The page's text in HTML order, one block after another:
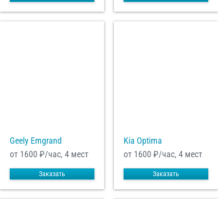
Geely Emgrand
от 1600 ₽/час, 4 мест
Заказать
Kia Optima
от 1600 ₽/час, 4 мест
Заказать